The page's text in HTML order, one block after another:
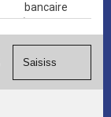
bancaire
(Mastercard,
Visa, ...) et